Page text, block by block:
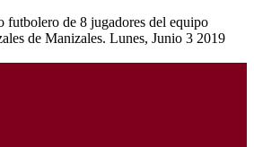
futbolero de 8 jugadores del equipo
de Manizales. Lunes, Junio 3 2019